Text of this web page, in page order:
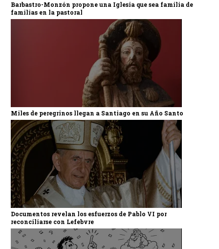
Barbastro-Monzón propone una Iglesia que sea familia de
familias en la pastoral
Miles de peregrinos llegan a Santiago en su Año Santo
Documentos revelan los esfuerzos de Pablo VI por
reconciliarse con Lefebvre